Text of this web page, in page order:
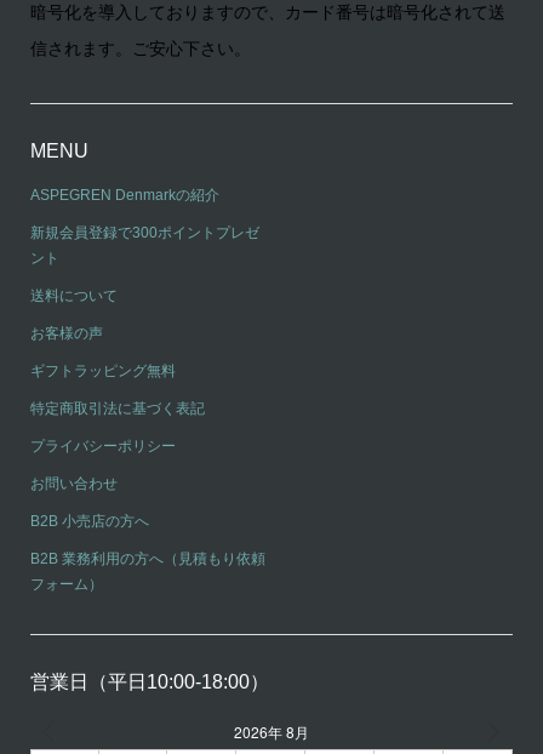
暗号化を導入しておりますので、カード番号は暗号化されて送
信されます。ご安心下さい。
MENU
ASPEGREN Denmarkの紹介
新規会員登録で300ポイントプレゼ
ント
送料について
お客様の声
ギフトラッピング無料
特定商取引法に基づく表記
プライバシーポリシー
お問い合わせ
B2B 小売店の方へ
B2B 業務利用の方へ（見積もり依頼
フォーム）
営業日（平日10:00-18:00）
2026年 8月